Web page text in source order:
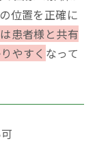
位置を正確に
患者様と共有
やすく なって